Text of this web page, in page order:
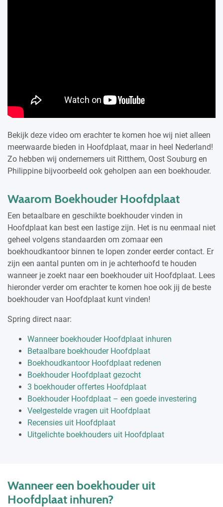
Bekijk deze video om erachter te komen hoe wij niet alleen
meerwaarde bieden in Hoofdplaat, maar in heel Nederland!
Zo hebben wij ondernemers uit Ritthem, Oost Souburg en
Philippine bijvoorbeeld ook geholpen aan een boekhouder.
Waarom Boekhouder Hoofdplaat
Een betaalbare en geschikte boekhouder vinden in
Hoofdplaat kan best een lastige zijn. Het is nu eenmaal niet
geheel volgens standaarden om zomaar een
boekhoudkantoor binnen te lopen zonder eerder contact. Er
zijn een aantal punten om in je achterhoofd te houden
wanneer je zoekt naar een boekhouder uit Hoofdplaat. Lees
hieronder verder om erachter te komen hoe ook jij de beste
boekhouder van Hoofdplaat kunt vinden!
Spring direct naar:
Wanneer boekhouder Hoofdplaat inhuren
Betaalbare boekhouder Hoofdplaat
Boekhoudkantoor Hoofdplaat redenen
Boekhouder Hoofdplaat gezocht
3 boekhouder offertes Hoofdplaat
Boekhouder Hoofdplaat – een goede investering
Veelgestelde vragen uit Hoofdplaat
Recensies uit Hoofdplaat
Uitgelichte boekhouders uit Hoofdplaat
Wanneer een boekhouder uit
Hoofdplaat inhuren?